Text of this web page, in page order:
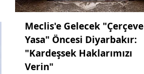
Meclis'e Gelecek "Çerçeve
Yasa" Öncesi Diyarbakır:
"Kardeşsek Haklarımızı
Verin"